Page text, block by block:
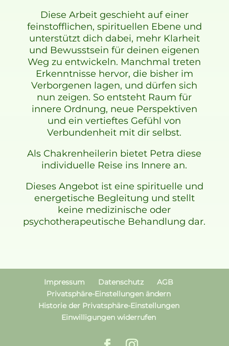
Diese Arbeit geschieht auf einer
feinstofflichen, spirituellen Ebene und
unterstützt dich dabei, mehr Klarheit
und Bewusstsein für deinen eigenen
Weg zu entwickeln. Manchmal treten
Erkenntnisse hervor, die bisher im
Verborgenen lagen, und dürfen sich
nun zeigen. So entsteht Raum für
innere Ordnung, neue Perspektiven
und ein vertieftes Gefühl von
Verbundenheit mit dir selbst.
Als Chakrenheilerin bietet Petra diese
individuelle Reise ins Innere an.
Dieses Angebot ist eine spirituelle und
energetische Begleitung und stellt
keine medizinische oder
psychotherapeutische Behandlung dar.
Impressum Datenschutz
AGB
Privatsphäre-Einstellungen ändern
Historie der Privatsphäre-Einstellungen
Einwilligungen widerrufen